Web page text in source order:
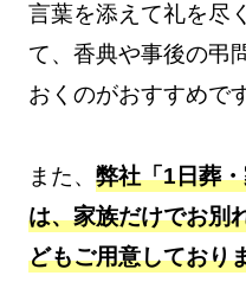
言葉を添えて礼を尽
て、香典や事後の弔
おくのがおすすめで
また、 弊社「1日葬
は、家族だけでお別
どもご用意しており